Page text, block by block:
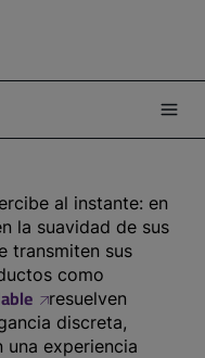
al instante: en
la suavidad de sus
transmiten sus
como
resuelven
discreta,
experiencia